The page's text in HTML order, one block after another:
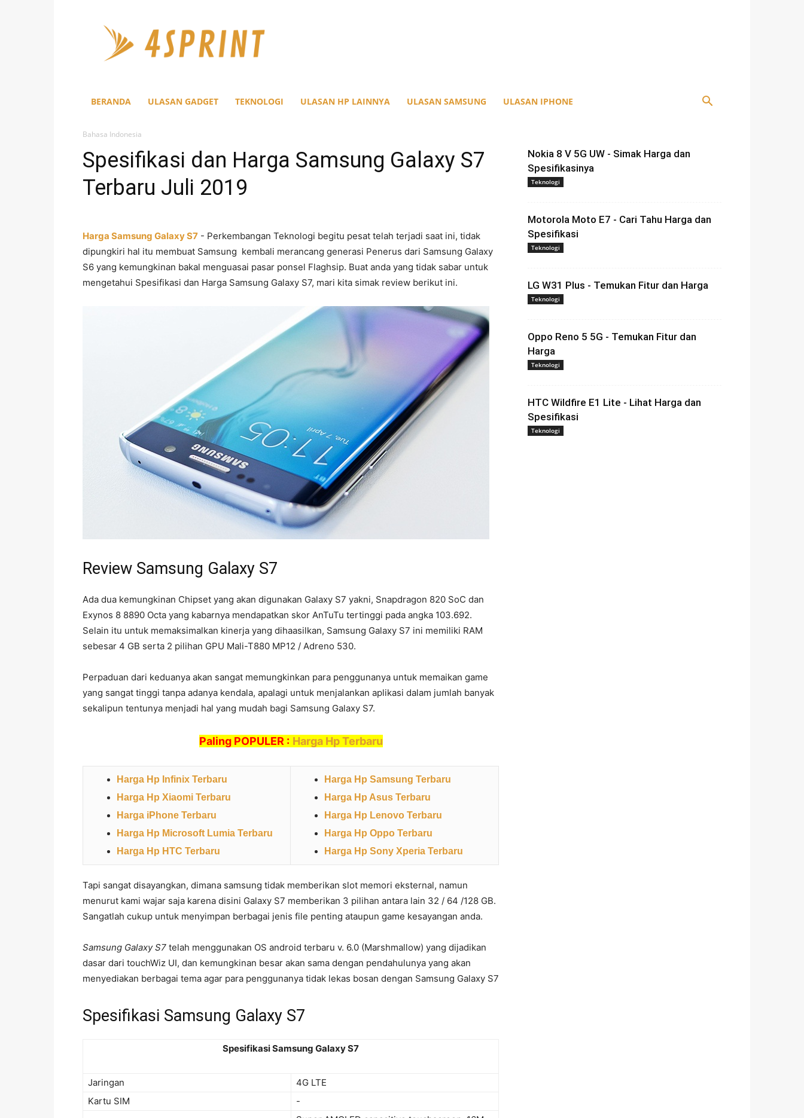
BERANDA ULASAN GADGET TEKNOLOGI ULASAN HP LAINNYA ULASAN SAMSUNG ULASAN IPHONE
Bahasa Indonesia
Spesifikasi dan Harga Samsung Galaxy S7
Terbaru Juli 2019
Harga Samsung Galaxy S7 - Perkembangan Teknologi begitu pesat telah terjadi saat ini, tidak
dipungkiri hal itu membuat Samsung kembali merancang generasi Penerus dari Samsung Galaxy
S6 yang kemungkinan bakal menguasai pasar ponsel Flaghsip. Buat anda yang tidak sabar untuk
mengetahui Spesifikasi dan Harga Samsung Galaxy S7, mari kita simak review berikut ini.
Review Samsung Galaxy S7
Ada dua kemungkinan Chipset yang akan digunakan Galaxy S7 yakni, Snapdragon 820 SoC dan
Exynos 8 8890 Octa yang kabarnya mendapatkan skor AnTuTu tertinggi pada angka 103.692.
Selain itu untuk memaksimalkan kinerja yang dihaasilkan, Samsung Galaxy S7 ini memiliki RAM
sebesar 4 GB serta 2 pilihan GPU Mali-T880 MP12 / Adreno 530.
Perpaduan dari keduanya akan sangat memungkinkan para penggunanya untuk memaikan game
yang sangat tinggi tanpa adanya kendala, apalagi untuk menjalankan aplikasi dalam jumlah banyak
sekalipun tentunya menjadi hal yang mudah bagi Samsung Galaxy S7.
Paling POPULER : Harga Hp Terbaru
Harga Hp Infinix Terbaru
Harga Hp Xiaomi Terbaru
Harga iPhone Terbaru
Harga Hp Microsoft Lumia Terbaru
Harga Hp HTC Terbaru
Harga Hp Samsung Terbaru
Harga Hp Asus Terbaru
Harga Hp Lenovo Terbaru
Harga Hp Oppo Terbaru
Harga Hp Sony Xperia Terbaru
Tapi sangat disayangkan, dimana samsung tidak memberikan slot memori eksternal, namun
menurut kami wajar saja karena disini Galaxy S7 memberikan 3 pilihan antara lain 32 / 64 /128 GB.
Sangatlah cukup untuk menyimpan berbagai jenis file penting ataupun game kesayangan anda.
Samsung Galaxy S7 telah menggunakan OS android terbaru v. 6.0 (Marshmallow) yang dijadikan
dasar dari touchWiz UI, dan kemungkinan besar akan sama dengan pendahulunya yang akan
menyediakan berbagai tema agar para penggunanya tidak lekas bosan dengan Samsung Galaxy S7
Spesifikasi Samsung Galaxy S7
Spesifikasi Samsung Galaxy S7
Jaringan
4G LTE
Kartu SIM
-
Nokia 8 V 5G UW - Simak Harga dan
Spesifikasinya
Teknologi
Motorola Moto E7 - Cari Tahu Harga dan
Spesifikasi
Teknologi
LG W31 Plus - Temukan Fitur dan Harga
Teknologi
Oppo Reno 5 5G - Temukan Fitur dan
Harga
Teknologi
HTC Wildfire E1 Lite - Lihat Harga dan
Spesifikasi
Teknologi